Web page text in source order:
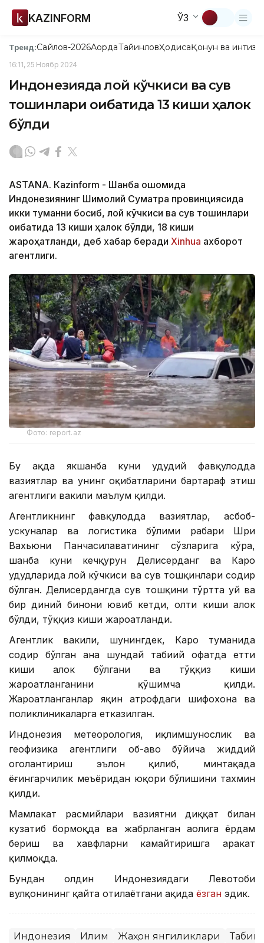
KAZINFORM ЎЗ
Тренд:Сайлов-2026АқордаТайинловҲодисаҚонун ва
16:11, 25 Ноябр 2024
Индонезияда лой кўчкиси ва сув
тошқинлари оқибатида 13 киши ҳалок
бўлди
ASTANА. Кazinform - Шанба оқшомида
Индонезиянинг Шимолий Суматра провинциясида
икки туманни босиб, лой кўчкиси ва сув тошқинлари
оқибатида 13 киши ҳалок бўлди, 18 киши
жароҳатланди, деб хабар беради Xinhua ахборот
агентлиги.
Фото: report.az
Бу ҳақда якшанба куни ҳудудий фавқулодда
вазиятлар ва унинг оқибатларини бартараф этиш
агентлиги вакили маълум қилди.
Агентликнинг фавқулодда вазиятлар, асбоб-
ускуналар ва логистика бўлими раҳбари Шри
Вахьюни Панчасилаватининг сўзларига кўра,
шанба куни кечқурун Делисерданг ва Каро
ҳудудларида лой кўчкиси ва сув тошқинлари содир
бўлган. Делисердангда сув тошқини тўртта уй ва
бир диний бинони ювиб кетди, олти киши ҳалок
бўлди, тўққиз киши жароҳатланди.
Агентлик вакили, шунингдек, Каро туманида
содир бўлган ана шундай табиий офатда етти
киши ҳалок бўлгани ва тўққиз киши
жароҳатланганини қўшимча қилди.
Жароҳатланганлар яқин атрофдаги шифохона ва
поликлиникаларга етказилган.
Индонезия метеорология, иқлимшунослик ва
геофизика агентлиги об-ҳаво бўйича жиддий
огоҳлантириш эълон қилиб, минтақада
ёғингарчилик меъёридан юқори бўлишини тахмин
қилди.
Мамлакат расмийлари вазиятни диққат билан
кузатиб бормоқда ва жабрланган аҳолига ёрдам
бериш ва хавфларни камайтиришга ҳаракат
қилмоқда.
Бундан олдин Индонезиядаги Левотоби
вулқонининг қайта отилаётгани ҳақида ёзган эдик.
Индонезия Иқлим Жаҳон янгиликлари